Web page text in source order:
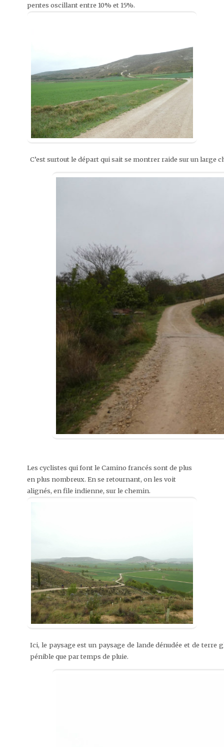
pentes oscillant entre 10% et 15%.
C’est surtout le départ qui sait se montrer raide sur un large
Les cyclistes qui font le Camino francés sont de plus
en plus nombreux. En se retournant, on les voit
alignés, en file indienne, sur le chemin.
Ici, le paysage est un paysage de lande dénudée et de terre
pénible que par temps de pluie.